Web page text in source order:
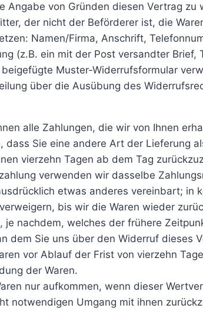
Angabe von Gründen diesen Vertrag
der nicht der Beförderer ist, die
Namen/Firma, Anschrift,
(z.B. ein mit der Post versandter
Muster-Widerrufsformular
über die Ausübung des
alle Zahlungen, die wir von Ihnen
Sie eine andere Art der Lieferung
vierzehn Tagen ab dem Tag
verwenden wir dasselbe
etwas anderes vereinbart; in
bis wir die Waren wieder
nachdem, welches der frühere
dem Sie uns über den Widerruf dieses
vor Ablauf der Frist von vierzehn
der Waren.
nur aufkommen, wenn dieser
notwendigen Umgang mit ihnen